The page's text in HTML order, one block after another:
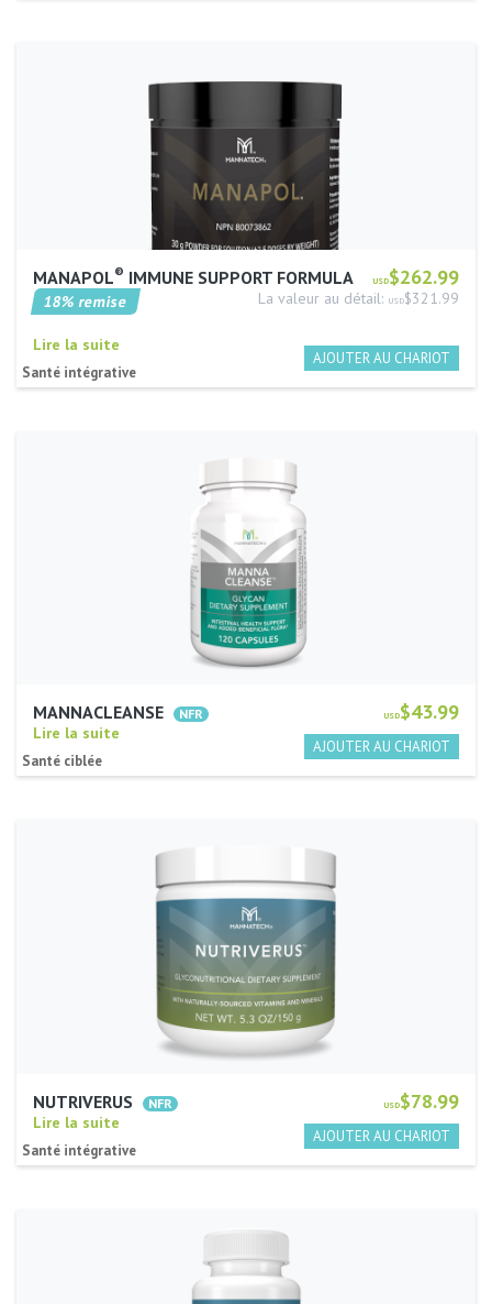
USD$262.99
MANAPOL® IMMUNE SUPPORT FORMULA
La valeur au détail: USD$321.99
18% remise
Lire la suite
Santé intégrative
USD$43.99
MANNACLEANSE
Lire la suite
Santé ciblée
USD$78.99
NUTRIVERUS
Lire la suite
Santé intégrative